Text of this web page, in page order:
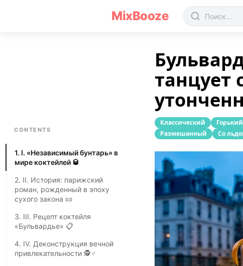
MixBooze
CONTENTS
1. I. «Независимый бунтарь» в
мире коктейлей 🥃
2. II. История: парижский
роман, рожденный в эпоху
сухого закона 📜
3. III. Рецепт коктейля
«Бульвардье» 📋
4. IV. Деконструкция вечной
привлекательности 🕵️♂️
танцует
Классический Горький
Pазмешанный
Со